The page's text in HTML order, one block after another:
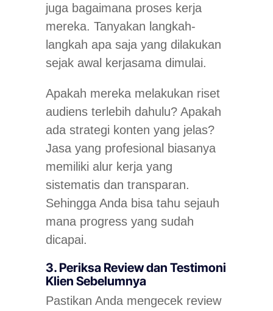
juga bagaimana proses kerja
mereka. Tanyakan langkah-
langkah apa saja yang dilakukan
sejak awal kerjasama dimulai.
Apakah mereka melakukan riset
audiens terlebih dahulu? Apakah
ada strategi konten yang jelas?
Jasa yang profesional biasanya
memiliki alur kerja yang
sistematis dan transparan.
Sehingga Anda bisa tahu sejauh
mana progress yang sudah
dicapai.
3. Periksa Review dan Testimoni
Klien Sebelumnya
Pastikan Anda mengecek review